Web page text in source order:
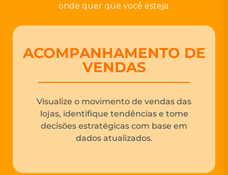
onde quer que você esteja.
ACOMPANHAMENTO DE
VENDAS
Visualize o movimento de vendas das
lojas, identifique tendências e tome
decisões estratégicas com base em
dados atualizados.